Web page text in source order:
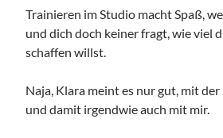
Trainieren im Studio macht Spaß,
und dich doch keiner fragt, wie viel
schaffen willst.
Naja, Klara meint es nur gut, mit
und damit irgendwie auch mit mir.